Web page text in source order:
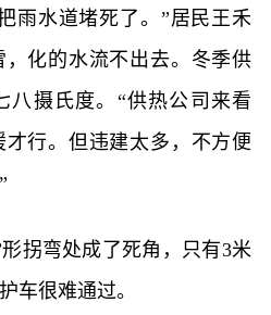
水道堵死了。”居民王禾
，化的水流不出去。冬季供
八摄氏度。“供热公司来看
行。但违建太多，不方便
弯处成了死角，只有3米
车很难通过。